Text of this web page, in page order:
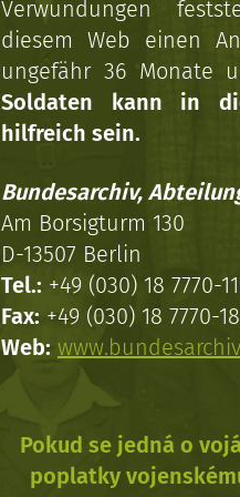
Verwundungen
diesem Web einen
ungefähr 36 Monate
Soldaten kann in
hilfreich sein.
Bundesarchiv,
Am Borsigturm 130
D-13507 Berlin
Tel.: +49 (030) 18 7770-
Fax: +49 (030) 18 7770-
Web:
Pokud se jedná o
poplatky